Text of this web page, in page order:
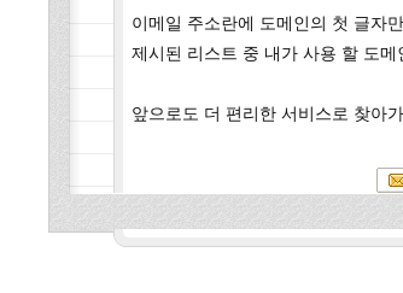
이메일 주소란에 도메인의 첫 글자
제시된 리스트 중 내가 사용 할 도
앞으로도 더 편리한 서비스로 찾아